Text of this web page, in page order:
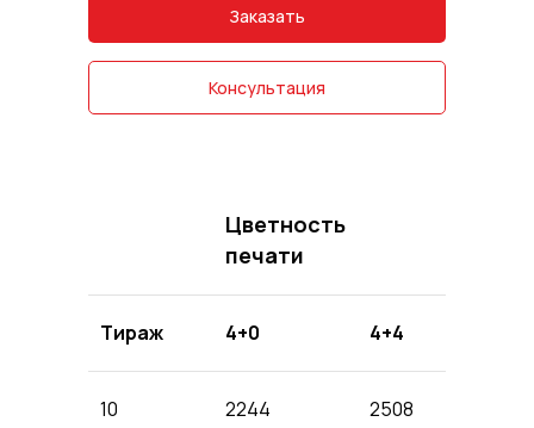
Заказать
Консультация
Цветность
печати
Тираж 4+0 4+4
10 2244 2508